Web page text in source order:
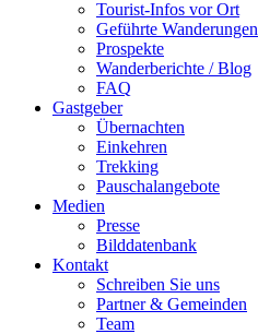
Tourist-Infos vor Ort
Geführte Wanderungen
Prospekte
Wanderberichte / Blog
FAQ
Gastgeber
Übernachten
Einkehren
Trekking
Pauschalangebote
Medien
Presse
Bilddatenbank
Kontakt
Schreiben Sie uns
Partner & Gemeinden
Team